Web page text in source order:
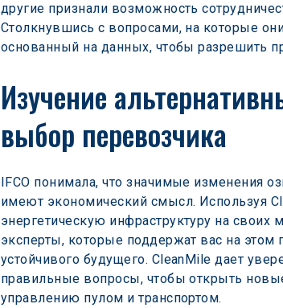
другие признали возможность
Столкнувшись с вопросами, на которые
основанный на данных, чтобы разрешить
Изучение
выбор перевозчика
IFCO понимала, что значимые изменения
имеют экономический смысл. Используя
энергетическую инфраструктуру на своих
эксперты, которые поддержат вас на этом
устойчивого будущего. CleanMile дает
правильные вопросы, чтобы открыть
управлению пулом и транспортом.